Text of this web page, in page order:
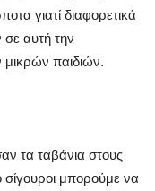
γιατί διαφορετικά
αυτή την
μικρών παιδιών.
τα ταβάνια στους
μπορούμε να